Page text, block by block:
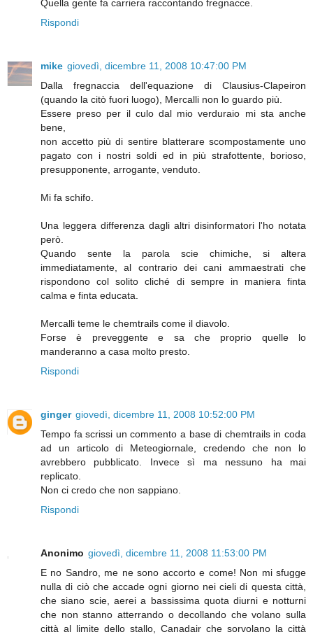
Quella gente fa carriera raccontando fregnacce.
Rispondi
mike giovedì, dicembre 11, 2008 10:47:00 PM
Dalla fregnaccia dell'equazione di Clausius-Clapeiron
(quando la citò fuori luogo), Mercalli non lo guardo più.
Essere preso per il culo dal mio verduraio mi sta anche
bene,
non accetto più di sentire blatterare scompostamente uno
pagato con i nostri soldi ed in più strafottente, borioso,
presupponente, arrogante, venduto.
Mi fa schifo.
Una leggera differenza dagli altri disinformatori l'ho notata
però.
Quando sente la parola scie chimiche, si altera
immediatamente, al contrario dei cani ammaestrati che
rispondono col solito cliché di sempre in maniera finta
calma e finta educata.
Mercalli teme le chemtrails come il diavolo.
Forse è preveggente e sa che proprio quelle lo
manderanno a casa molto presto.
Rispondi
ginger giovedì, dicembre 11, 2008 10:52:00 PM
Tempo fa scrissi un commento a base di chemtrails in coda
ad un articolo di Meteogiornale, credendo che non lo
avrebbero pubblicato. Invece sì ma nessuno ha mai
replicato.
Non ci credo che non sappiano.
Rispondi
Anonimo giovedì, dicembre 11, 2008 11:53:00 PM
E no Sandro, me ne sono accorto e come! Non mi sfugge
nulla di ciò che accade ogni giorno nei cieli di questa città,
che siano scie, aerei a bassissima quota diurni e notturni
che non stanno atterrando o decollando che volano sulla
città al limite dello stallo, Canadair che sorvolano la città